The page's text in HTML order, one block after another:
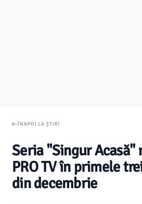
ÎNAPOI LA ȘTIRI
Seria "Singur Acasă"
PRO TV în primele
din decembrie